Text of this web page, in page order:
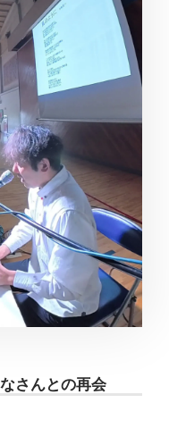
さんとの再会